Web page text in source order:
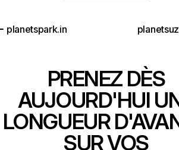
planetspark.in
PRENEZ DÈS
AUJOURD'HUI
LONGUEUR
SUR VOS